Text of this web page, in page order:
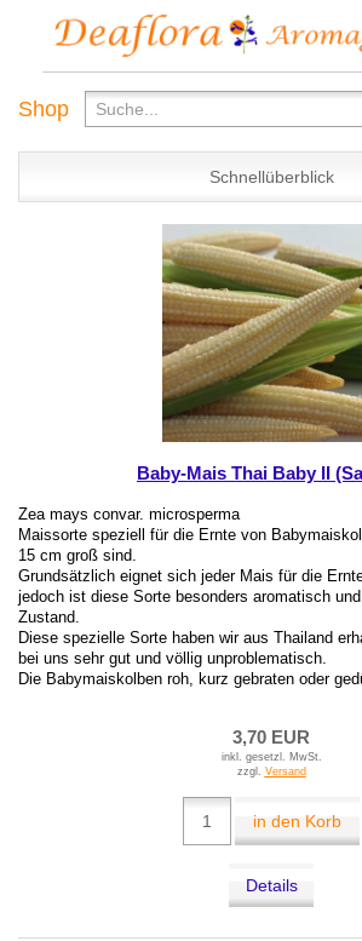
Shop
Schnellüberblick
Baby-Mais Thai Baby II
Zea mays convar. microsperma
Maissorte speziell für die Ernte von
15 cm groß sind.
Grundsätzlich eignet sich jeder Mais für die
jedoch ist diese Sorte besonders aromatisch
Zustand.
Diese spezielle Sorte haben wir aus Thailand
bei uns sehr gut und völlig unproblematisch.
Die Babymaiskolben roh, kurz gebraten oder
3,70 EUR
inkl. gesetzl. MwSt.
zzgl. Versand
in den Korb
Details